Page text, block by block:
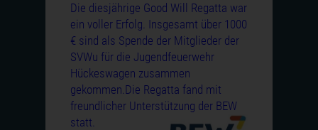
Die diesjährige Good Will Regatta war
ein voller Erfolg. Insgesamt über 1000
€ sind als Spende der Mitglieder der
SVWu für die Jugendfeuerwehr
Hückeswagen zusammen
gekommen.Die Regatta fand mit
freundlicher Unterstützung der BEW
statt.